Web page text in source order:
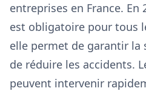
entreprises en France.
est obligatoire pour tous
elle permet de garantir la
de réduire les accidents.
peuvent intervenir